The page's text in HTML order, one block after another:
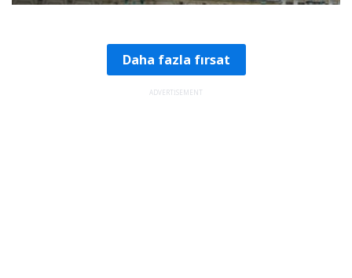
Daha fazla fırsat
ADVERTISEMENT